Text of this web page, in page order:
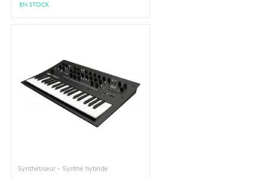
EN STOCK
Synthétiseur - Synthé hybride